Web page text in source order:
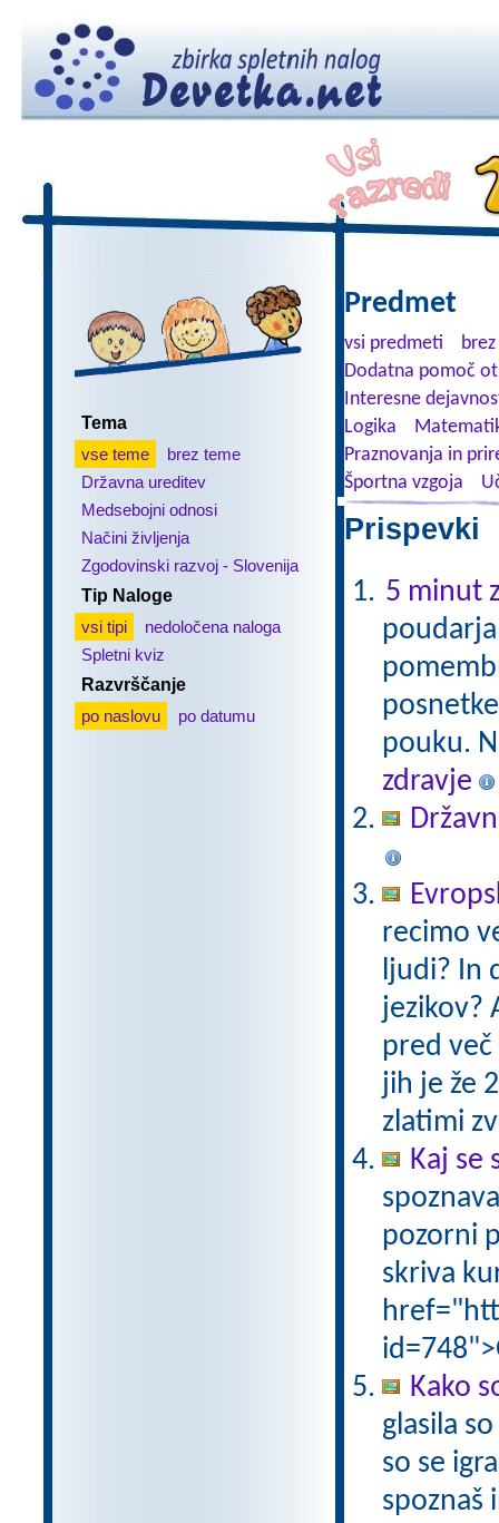
Tema
vse teme
brez teme
Državna ureditev
Medsebojni odnosi
Načini življenja
Zgodovinski razvoj - Slovenija
Tip Naloge
vsi tipi
nedoločena naloga
Spletni kviz
Razvrščanje
po naslovu
po datumu
Predmet
vsi predmeti
Dodatna pomoč
Interesne
Logika
Praznovanja in
Športna vzgoja
Prispevki
5 minut
pouku.
zdravje
recimo
ljudi? In
jezikov?
pred
jih je že
zlatimi
Kaj se
pozorni
skriva
Kako
glasila
so se
spoznaš